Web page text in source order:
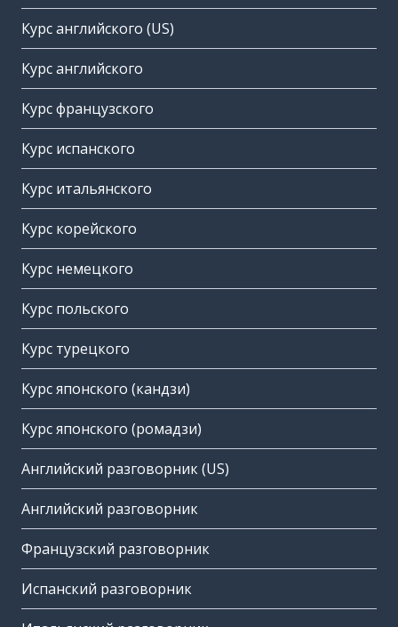
Курс английского (US)
Курс английского
Курс французского
Курс испанского
Курс итальянского
Курс корейского
Курс немецкого
Курс польского
Курс турецкого
Курс японского (кандзи)
Курс японского (ромадзи)
Английский разговорник (US)
Английский разговорник
Французский разговорник
Испанский разговорник